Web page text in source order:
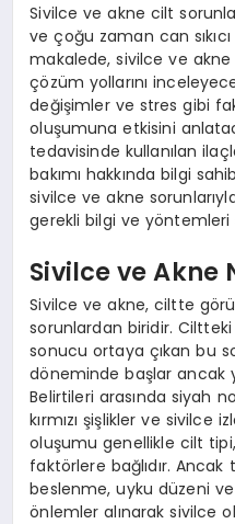
Sivilce ve akne cilt
ve çoğu zaman can
makalede, sivilce ve akne
çözüm yollarını
değişimler ve stres gibi
oluşumuna etkisini
tedavisinde kullanılan
bakımı hakkında bilgi
sivilce ve akne
gerekli bilgi ve yöntemleri
Sivilce ve Akne
Sivilce ve akne, ciltte
sorunlardan biridir.
sonucu ortaya çıkan bu
döneminde başlar ancak
Belirtileri arasında siyah
kırmızı şişlikler ve sivilce
oluşumu genellikle cilt
faktörlere bağlıdır.
beslenme, uyku düzeni
önlemler alınarak sivilce